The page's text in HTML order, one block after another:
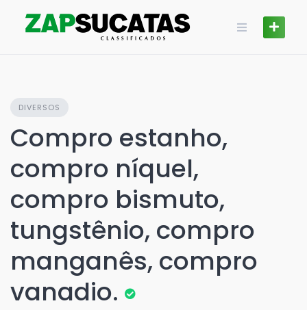
DIVERSOS
Compro estanho,
compro níquel,
compro bismuto,
tungstênio, compro
manganês, compro
vanadio.